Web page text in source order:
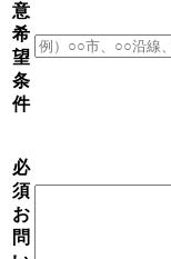
意
希
望
条
件
必
須
お
問